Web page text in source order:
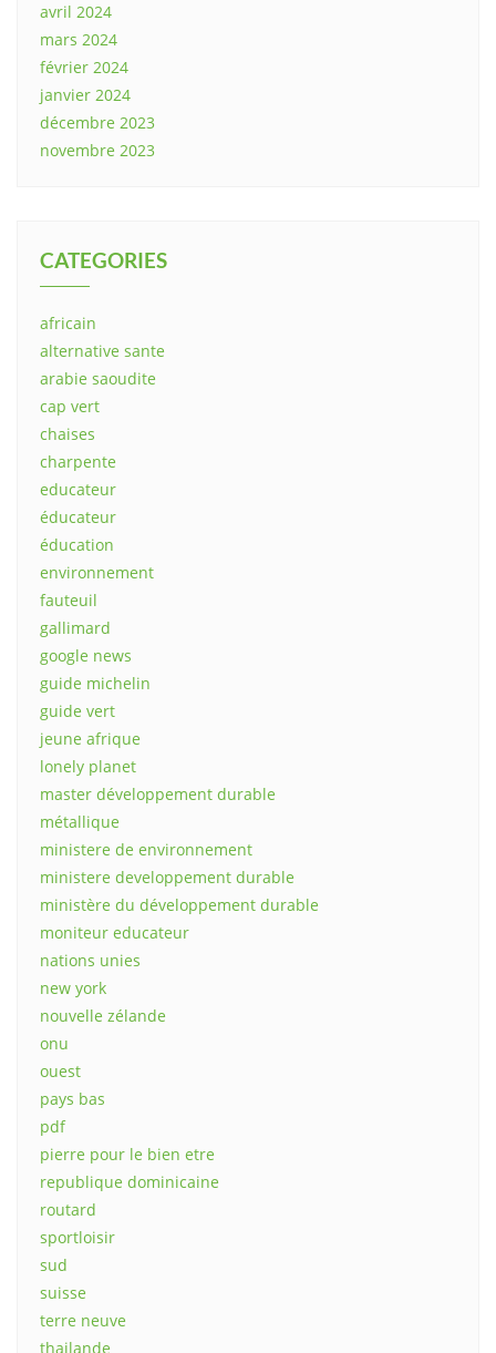
avril 2024
mars 2024
février 2024
janvier 2024
décembre 2023
novembre 2023
CATEGORIES
africain
alternative sante
arabie saoudite
cap vert
chaises
charpente
educateur
éducateur
éducation
environnement
fauteuil
gallimard
google news
guide michelin
guide vert
jeune afrique
lonely planet
master développement durable
métallique
ministere de environnement
ministere developpement durable
ministère du développement durable
moniteur educateur
nations unies
new york
nouvelle zélande
onu
ouest
pays bas
pdf
pierre pour le bien etre
republique dominicaine
routard
sportloisir
sud
suisse
terre neuve
thailande